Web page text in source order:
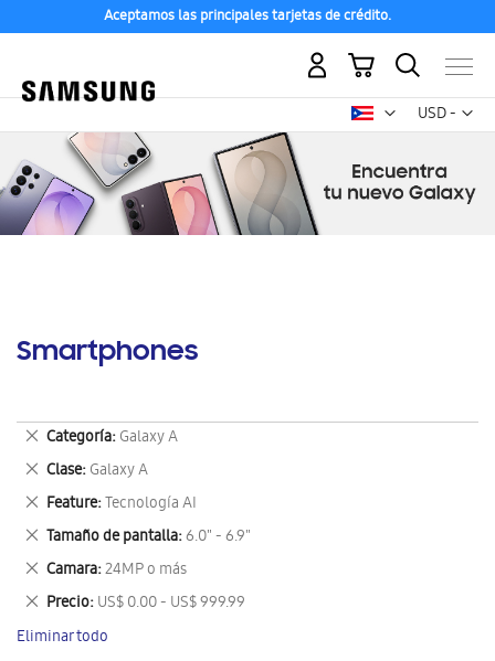
Aceptamos las principales tarjetas de crédito.
USD -
dólar
Mi carrito
Smartphones
Categoría Galaxy A
Eliminar
este
artículo
Clase Galaxy A
Eliminar
este
artículo
Feature Tecnología AI
Eliminar
este
artículo
Tamaño de pantalla 6.0" - 6.9"
Eliminar
este
artículo
Camara 24MP o más
Eliminar
este
artículo
Precio US$ 0.00 - US$ 999.99
Eliminar
este
artículo
Eliminar todo